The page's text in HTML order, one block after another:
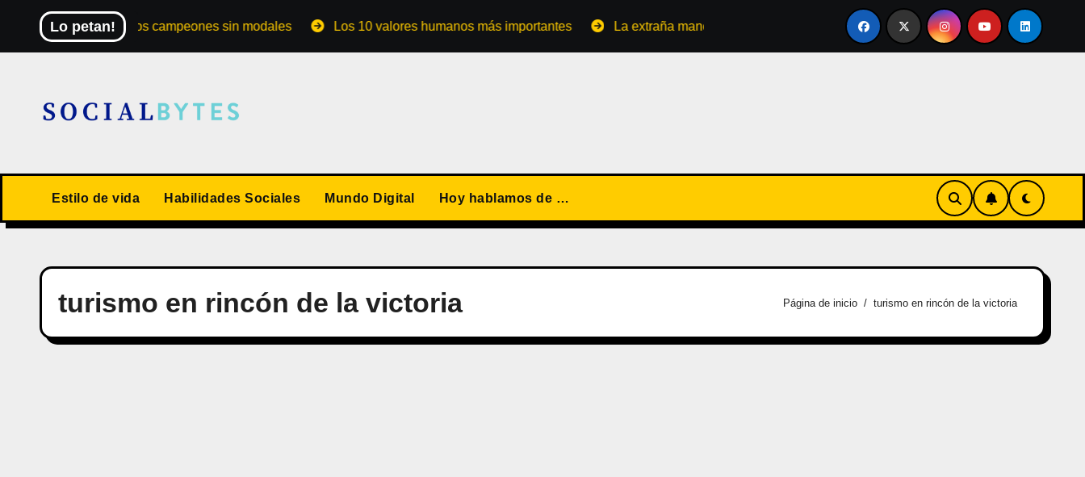
contenido
Lo petan!
El Mundial de los campeones sin modales Los 10 valores humanos más importantes La extraña manera de convertirse en familia El primer tour de la India Chiquitina
Estilo de vida Habilidades Sociales Mundo Digital Hoy hablamos de …
turismo en rincón de la victoria Página de inicio turismo en rincón de la victoria